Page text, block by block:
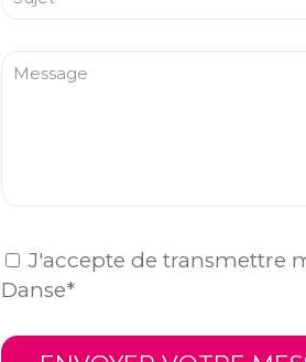
J'accepte de transmettre
Danse*